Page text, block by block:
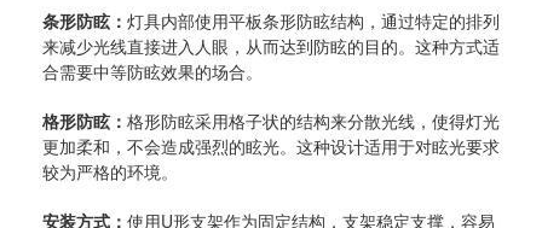
条形防眩： 灯具内部使用平板条形防眩结构，通过特定的排列
来减少光线直接进入人眼，从而达到防眩的目的。这种方式适
合需要中等防眩效果的场合。
格形防眩： 格形防眩采用格子状的结构来分散光线，使得灯光
更加柔和，不会造成强烈的眩光。这种设计适用于对眩光要求
较为严格的环境。
安装方式： 使用U形支架作为固定结构，支架稳定支撑，容易